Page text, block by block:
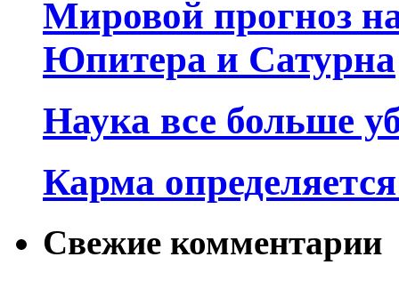
Мировой прогноз
Юпитера и Сатурна
Наука все больше
Карма
Свежие комментарии